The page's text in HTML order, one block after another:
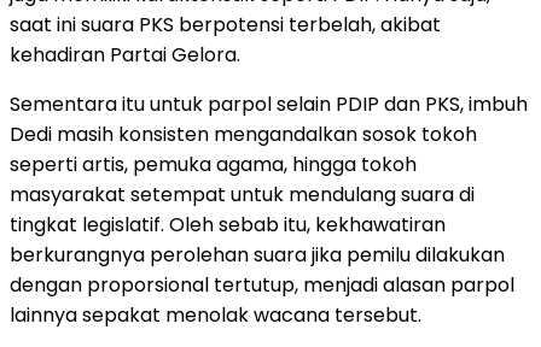
saat ini suara PKS berpotensi terbelah, akibat
kehadiran Partai Gelora.
Sementara itu untuk parpol selain PDIP dan PKS, imbuh
Dedi masih konsisten mengandalkan sosok tokoh
seperti artis, pemuka agama, hingga tokoh
masyarakat setempat untuk mendulang suara di
tingkat legislatif. Oleh sebab itu, kekhawatiran
berkurangnya perolehan suara jika pemilu dilakukan
dengan proporsional tertutup, menjadi alasan parpol
lainnya sepakat menolak wacana tersebut.